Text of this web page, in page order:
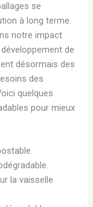
se
à long terme.
notre impact
de
désormais des
des
quelques
pour mieux
la vaisselle